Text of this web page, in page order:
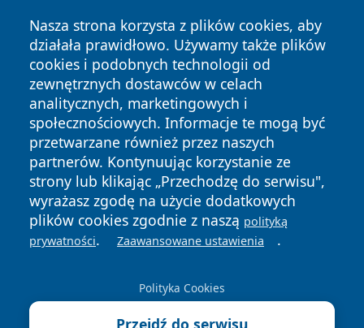
Nasza strona korzysta z plików cookies, aby
działała prawidłowo. Używamy także plików
cookies i podobnych technologii od
zewnętrznych dostawców w celach
analitycznych, marketingowych i
społecznościowych. Informacje te mogą być
przetwarzane również przez naszych
partnerów. Kontynuując korzystanie ze
strony lub klikając „Przechodzę do serwisu",
wyrażasz zgodę na użycie dodatkowych
plików cookies zgodnie z naszą polityką
prywatności. Zaawansowane ustawienia .
Polityka Cookies
Przejdź do serwisu
Copyright © 2026 dabrowski24.pl Wszystkie prawa
zastrzeżone.
News Autorzy
Polityka
Prywatności
Polityka
Cookies